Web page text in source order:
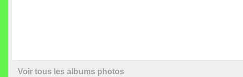
Voir tous les albums photos